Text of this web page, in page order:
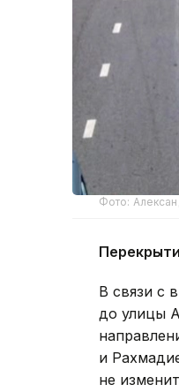
Фото:
В связи с
до улицы
и
не